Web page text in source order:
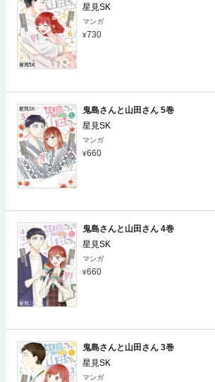
星見SK
マンガ
730
鬼島さんと山田さん 5巻
星見SK
マンガ
660
鬼島さんと山田さん 4巻
星見SK
マンガ
660
鬼島さんと山田さん 3巻
星見SK
マンガ